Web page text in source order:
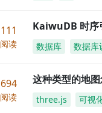
111
阅读
KaiwuDB 时序
数据库 数据库
694
阅读
这种类型的地
three.js 可视